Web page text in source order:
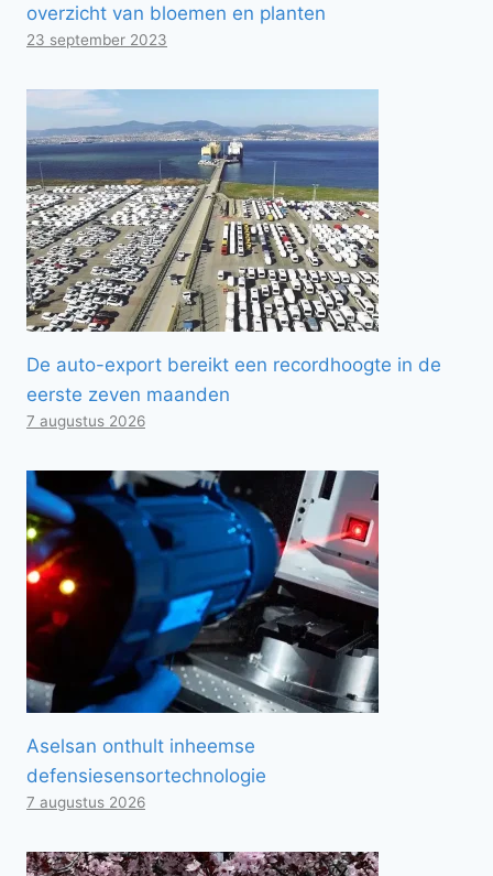
overzicht van bloemen en planten
23 september 2023
De auto-export bereikt een recordhoogte in de
eerste zeven maanden
7 augustus 2026
Aselsan onthult inheemse
defensiesensortechnologie
7 augustus 2026